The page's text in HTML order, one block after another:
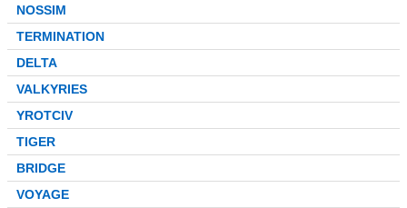
NOSSIM
TERMINATION
DELTA
VALKYRIES
YROTCIV
TIGER
BRIDGE
VOYAGE